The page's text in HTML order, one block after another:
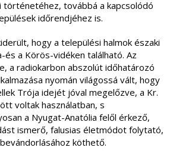
történetéhez, továbbá a kapcsolódó
időrendjéhez is.
hogy a települési halmok északi
és a Körös-vidéken található. Az
a radiokarbon abszolút időhatározó
nyomán világossá vált, hogy
Trója idejét jóval megelőzve, a Kr.
voltak használatban, s
a Nyugat-Anatólia felől érkező,
ismerő, falusias életmódot folytató,
köthető.